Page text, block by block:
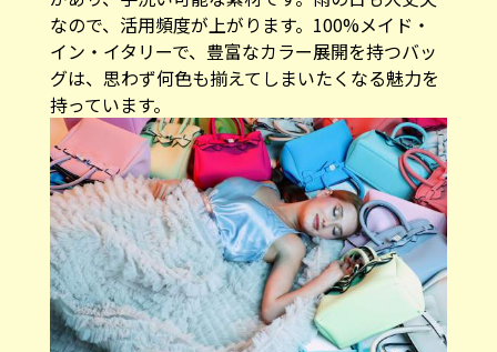
グは、思わず何色も揃えてしまいたくなる魅力を
持っています。